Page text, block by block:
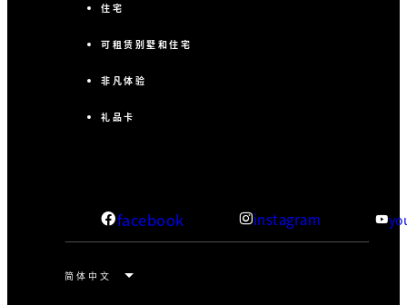
住宅
可租赁别墅和住宅
非凡体验
礼品卡
facebook instagram